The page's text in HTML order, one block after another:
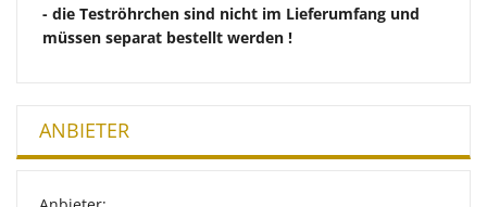
- die Teströhrchen sind nicht im Lieferumfang und
müssen separat bestellt werden !
ANBIETER